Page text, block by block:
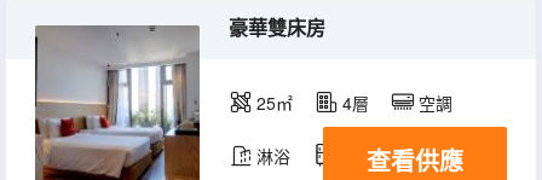
豪華雙床房
25㎡ 4層 空調
淋浴 冰箱查看供應